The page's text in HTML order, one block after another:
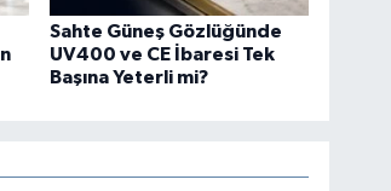
Sahte Güneş Gözlüğünde
UV400 ve CE İbaresi Tek
Başına Yeterli mi?